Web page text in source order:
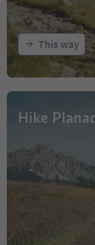
This way
Hike